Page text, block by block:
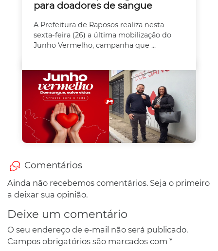
para doadores de sangue
A Prefeitura de Raposos realiza nesta
sexta-feira (26) a última mobilização do
Junho Vermelho, campanha que ...
Comentários
Ainda não recebemos comentários. Seja o primeiro
a deixar sua opinião.
Deixe um comentário
O seu endereço de e-mail não será publicado.
Campos obrigatórios são marcados com *